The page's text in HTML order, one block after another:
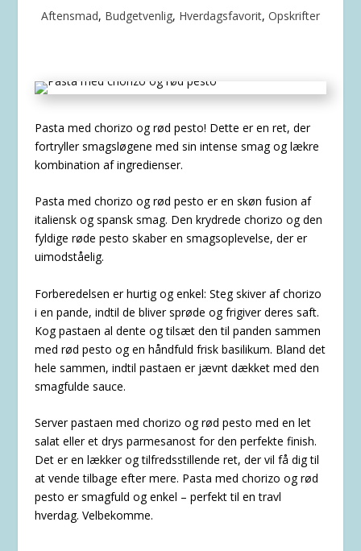
Aftensmad, Budgetvenlig, Hverdagsfavorit, Opskrifter
Pasta med chorizo og rød pesto! Dette er en ret, der
fortryller smagsløgene med sin intense smag og lækre
kombination af ingredienser.
Pasta med chorizo og rød pesto er en skøn fusion af
italiensk og spansk smag. Den krydrede chorizo og den
fyldige røde pesto skaber en smagsoplevelse, der er
uimodståelig.
Forberedelsen er hurtig og enkel: Steg skiver af chorizo
i en pande, indtil de bliver sprøde og frigiver deres saft.
Kog pastaen al dente og tilsæt den til panden sammen
med rød pesto og en håndfuld frisk basilikum. Bland det
hele sammen, indtil pastaen er jævnt dækket med den
smagfulde sauce.
Server pastaen med chorizo og rød pesto med en let
salat eller et drys parmesanost for den perfekte finish.
Det er en lækker og tilfredsstillende ret, der vil få dig til
at vende tilbage efter mere. Pasta med chorizo og rød
pesto er smagfuld og enkel – perfekt til en travl
hverdag. Velbekomme.